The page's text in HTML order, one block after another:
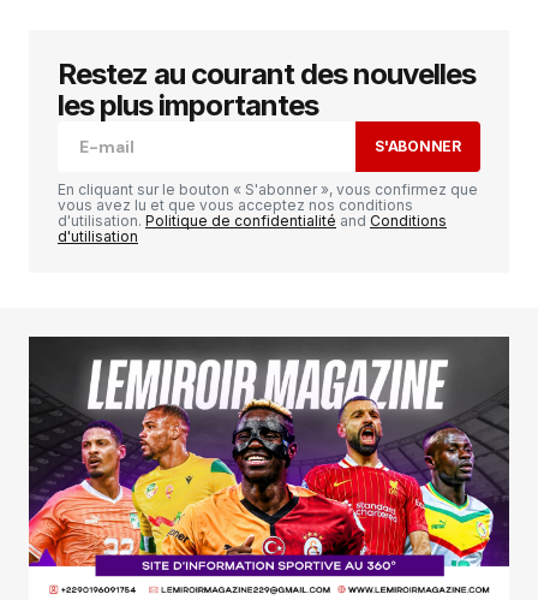
Votre adresse e-mail ne sera pas publiée. Les
champs obligatoires sont indiqués avec
Your E-mail*
Enregistrer mon nom, mon e-mail et mon
site dans le navigateur pour mon prochain
commentaire.
SUBMIT COMMENT
Restez au courant des nouvelles
les plus importantes
S'ABONNER
En cliquant sur le bouton « S'abonner », vous confirmez que
vous avez lu et que vous acceptez nos conditions
d'utilisation. Politique de confidentialité and Conditions
d'utilisation